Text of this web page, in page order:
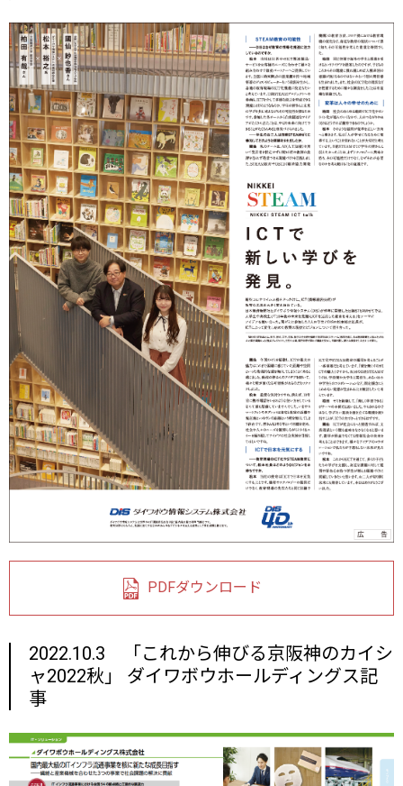
PDFダウンロード
2022.10.3 「これから伸びる京阪神のカイシ
ャ2022秋」 ダイワボウホールディングス記
事